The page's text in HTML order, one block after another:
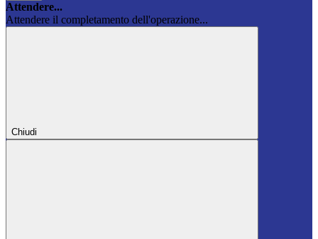
Attendere...
Attendere il completamento dell'operazione...
Chiudi